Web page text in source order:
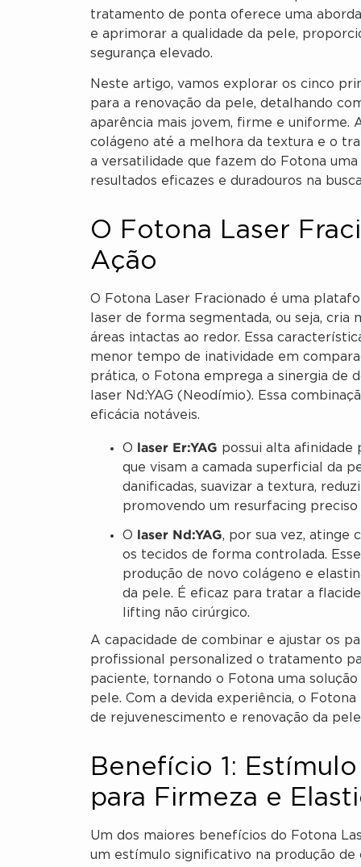
tratamento de ponta oferece uma
e aprimorar a qualidade da pele,
segurança elevado.
Neste artigo, vamos explorar os cinco
para a renovação da pele, detalhando
aparência mais jovem, firme e uniforme.
colágeno até a melhora da textura e o
a versatilidade que fazem do Fotona
resultados eficazes e duradouros na
O Fotona Laser
Ação
O Fotona Laser Fracionado é uma
laser de forma segmentada, ou seja,
áreas intactas ao redor. Essa
menor tempo de inatividade em
prática, o Fotona emprega a sinergia de
laser Nd:YAG (Neodímio). Essa
eficácia notáveis.
O laser Er:YAG possui alta afinidade
que visam a camada superficial da
danificadas, suavizar a textura,
promovendo um resurfacing preciso
O laser Nd:YAG, por sua vez, atinge
os tecidos de forma controlada.
produção de novo colágeno e
da pele. É eficaz para tratar a
lifting não cirúrgico.
A capacidade de combinar e ajustar os
profissional personalized o tratamento
paciente, tornando o Fotona uma
pele. Com a devida experiência, o
de rejuvenescimento e renovação da
Benefício 1:
para Firmeza e
Um dos maiores benefícios do Fotona
um estímulo significativo na produção